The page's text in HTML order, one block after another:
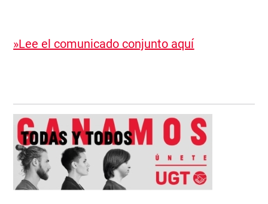
»Lee el comunicado conjunto aquí